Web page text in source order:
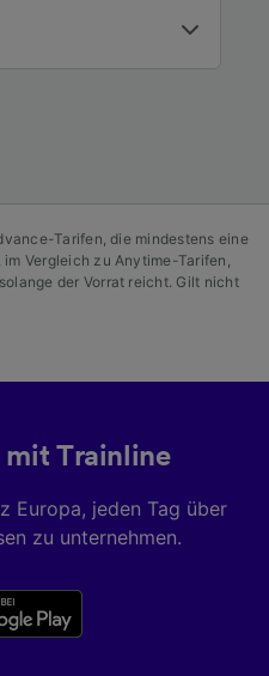
Tarifen, die mindestens eine
Vergleich zu Anytime-Tarifen,
der Vorrat reicht. Gilt nicht
mit Trainline
Europa, jeden Tag über
zu unternehmen.
von